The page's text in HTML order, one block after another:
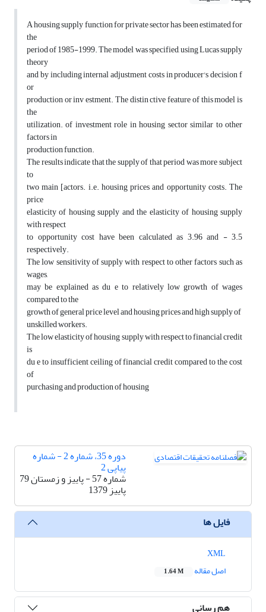
A housing supply function for private sector has been estimated for
the
period of 1985-1999. The model was specified, using Lucas supply
theory
and by including internal adjustment costs in producer's decision f
or
production or inv estment. The distin ctive feature of this model is
the
utilization. of investment role in housing sector similar to other
factors in
production function.
The results indicate that the supply of that period was more subject
to
two main [actors. i.e. housing prices and opportunity costs. The
price
elasticity of housing supply and the elasticity of housing supply
with respect
to opportunity cost have been calculated as 3.96 and - 3.5
respectively.
The low sensitivity of supply with respect to other factors such as
wages,
may be explained as du e to relatively low growth of wages
compared to the
growth of general price level and housing prices and high supply of
unskilled workers.
The low elasticity of housing supply with respect to financial credit
is
du e to insufficient ceiling of financial credit compared to the cost
of
purchasing and production of housing
دوره 35، شماره 2 - شماره
پیاپی 2
شماره 57 - پاییز و زمستان 79
پاییز 1379
فایل ها
اصل مقاله
1.64 M
هم رسانی